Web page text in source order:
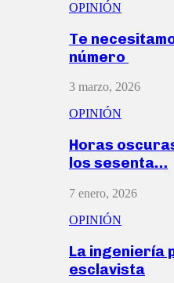
OPINIÓN
Te
número
3 marzo, 2026
OPINIÓN
Horas
los sesenta…
7 enero, 2026
OPINIÓN
La ingeniería
esclavista